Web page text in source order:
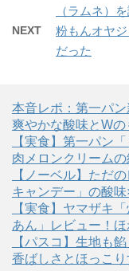
（ラムネ）
NEXT
粉もんオヤジ
だった
本音レポ：第一パ
爽やかな酸味とW
【実食】第一パン
肉メロンクリーム
【ノーベル】ただ
キャンデー」の酸
【実食】ヤマザキ
あん」レビュー！
【パスコ】生地も
香ばしさとほっこ